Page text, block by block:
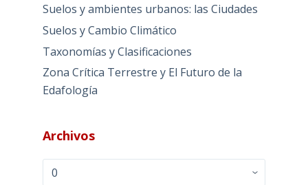
Suelos y ambientes urbanos: las Ciudades
Suelos y Cambio Climático
Taxonomías y Clasificaciones
Zona Crítica Terrestre y El Futuro de la
Edafología
Archivos
Archivos